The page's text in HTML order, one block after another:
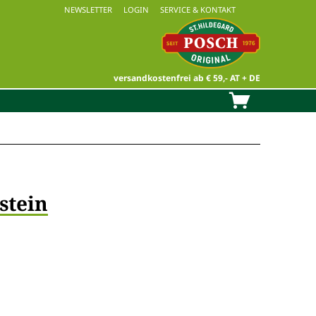
NEWSLETTER LOGIN SERVICE & KONTAKT
versandkostenfrei ab € 59,- AT + DE